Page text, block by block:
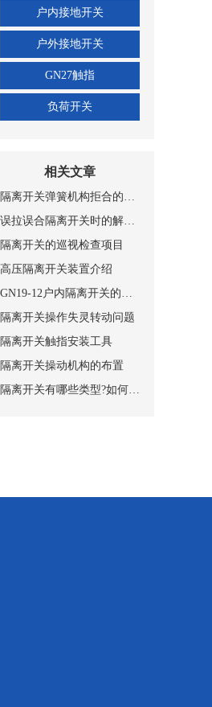
户内接地开关
户外接地开关
GN27触指
负荷开关
相关文章
隔离开关弹簧机构拒合的原因及改进
误拉误合隔离开关时的解决方法
隔离开关的巡视检查项目
高压隔离开关装置介绍
GN19-12户内隔离开关的适用条件和结构
隔离开关操作失灵转动问题
隔离开关触指安装工具
隔离开关操动机构的布置
隔离开关有哪些类型?如何安装?